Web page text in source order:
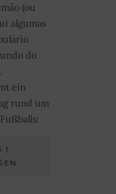
(ou
algumas
do
ein
rund um
|